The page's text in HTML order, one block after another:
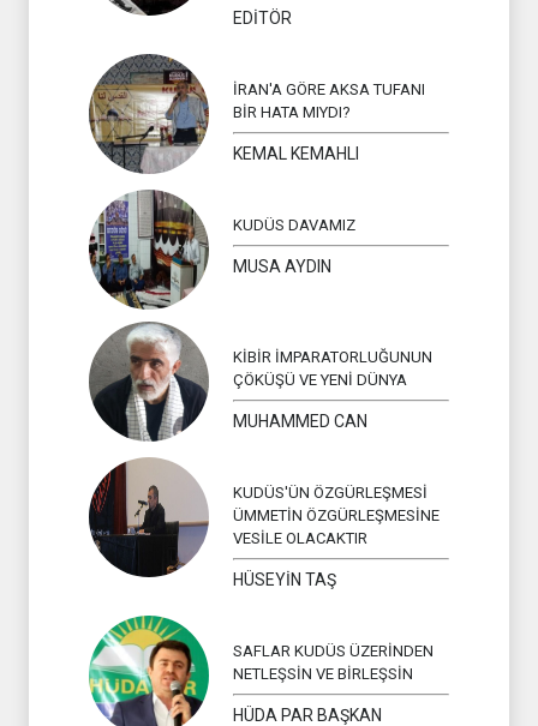
EDİTÖR
İRAN'A GÖRE AKSA TUFANI
BİR HATA MIYDI?
KEMAL KEMAHLI
KUDÜS DAVAMIZ
MUSA AYDIN
KİBİR İMPARATORLUĞUNUN
ÇÖKÜŞÜ VE YENİ DÜNYA
MUHAMMED CAN
KUDÜS'ÜN ÖZGÜRLEŞMESİ
ÜMMETİN ÖZGÜRLEŞMESİNE
VESİLE OLACAKTIR
HÜSEYİN TAŞ
SAFLAR KUDÜS ÜZERİNDEN
NETLEŞSİN VE BİRLEŞSİN
HÜDA PAR BAŞKAN